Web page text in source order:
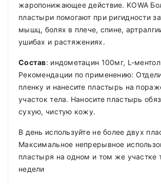
жаропонижающее действие. KOWA
пластыри помогают при ригидности
мышц, болях в плече, спине,
ушибах и растяжениях.
Состав: индометацин 100мг, L-
Рекомендации по применению:
пленку и нанесите пластырь на
участок тела. Наносите пластырь
сухую, чистую кожу.
В день используйте не более двух
Максимальное непрерывное
пластыря на одном и том же участке
недели